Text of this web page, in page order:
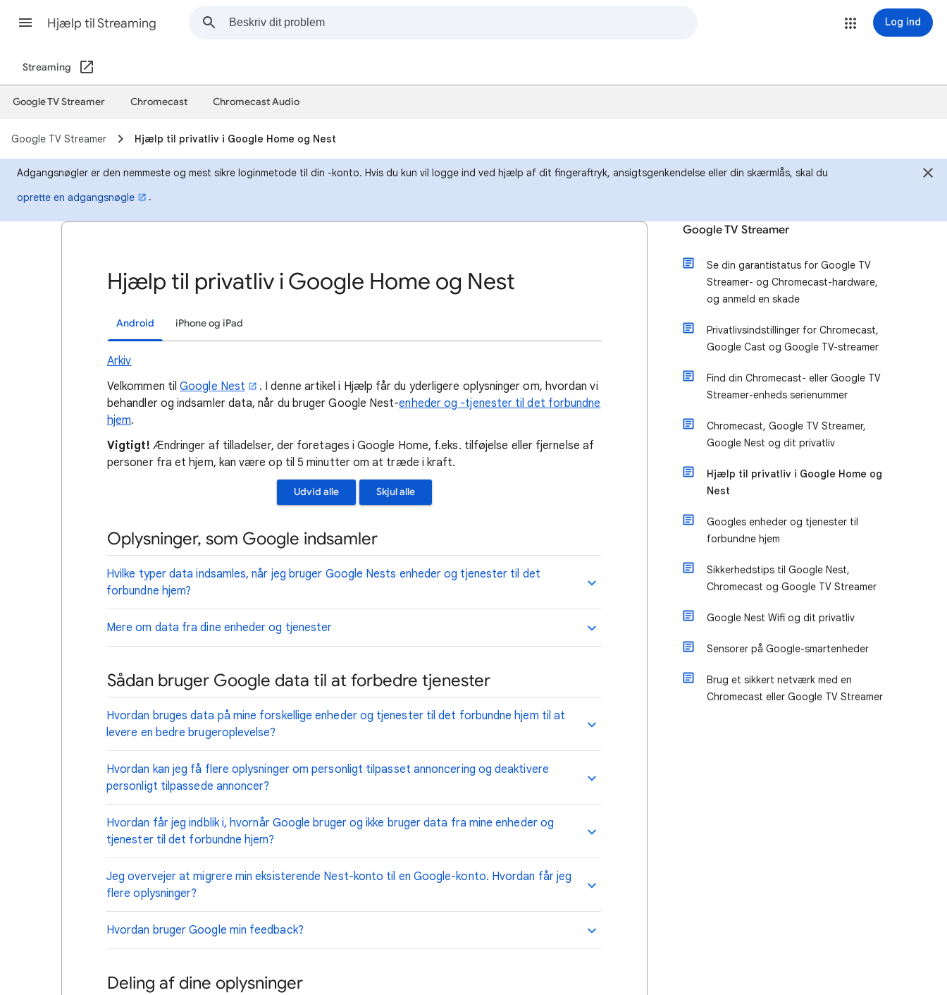
Hjælp til Streaming Log ind
Streaming
Google TV Streamer Chromecast Chromecast Audio
Google TV Streamer Hjælp til privatliv i Google Home og Nest
Adgangsnøgler er den nemmeste og mest sikre loginmetode til din -konto. Hvis du kun vil logge ind ved hjælp af dit fingeraftryk, ansigtsgenkendelse eller din skærmlås, skal du
oprette en adgangsnøgle
.
Hjælp til privatliv i Google Home og Nest
Android iPhone og iPad
Arkiv
Velkommen tilGoogle Nest
. I denne artikel i Hjælp får du yderligere oplysninger om, hvordan vi
behandler og indsamler data, når du bruger Google Nest-enheder og -tjenester til det forbundne
hjem.
Vigtigt! Ændringer af tilladelser, der foretages i Google Home, f.eks. tilføjelse eller fjernelse af
personer fra et hjem, kan være op til 5 minutter om at træde i kraft.
Udvid alle Skjul alle
Oplysninger, som Google indsamler
Hvilke typer data indsamles, når jeg bruger Google Nests enheder og tjenester til det
forbundne hjem?
Mere om data fra dine enheder og tjenester
Sådan bruger Google data til at forbedre tjenester
Hvordan bruges data på mine forskellige enheder og tjenester til det forbundne hjem til at
levere en bedre brugeroplevelse?
Hvordan kan jeg få flere oplysninger om personligt tilpasset annoncering og deaktivere
personligt tilpassede annoncer?
Hvordan får jeg indblik i, hvornår Google bruger og ikke bruger data fra mine enheder og
tjenester til det forbundne hjem?
Jeg overvejer at migrere min eksisterende Nest-konto til en Google-konto. Hvordan får jeg
flere oplysninger?
Hvordan bruger Google min feedback?
Deling af dine oplysninger
Google TV Streamer
Se din garantistatus for Google TV
Streamer- og Chromecast-hardware,
og anmeld en skade
Privatlivsindstillinger for Chromecast,
Google Cast og Google TV-streamer
Find din Chromecast- eller Google TV
Streamer-enheds serienummer
Chromecast, Google TV Streamer,
Google Nest og dit privatliv
Hjælp til privatliv i Google Home og
Nest
Googles enheder og tjenester til
forbundne hjem
Sikkerhedstips til Google Nest,
Chromecast og Google TV Streamer
Google Nest Wifi og dit privatliv
Sensorer på Google-smartenheder
Brug et sikkert netværk med en
Chromecast eller Google TV Streamer